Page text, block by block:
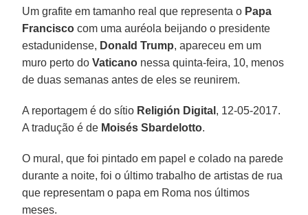
Um grafite em tamanho real que representa o Papa
Francisco com uma auréola beijando o presidente
estadunidense, Donald Trump, apareceu em um
muro perto doVaticano nessa quinta-feira, 10, menos
de duas semanas antes de eles se reunirem.
A reportagem é do sítio Religión Digital , 12-05-2017.
A tradução é de Moisés Sbardelotto.
O mural, que foi pintado em papel e colado na parede
durante a noite, foi o último trabalho de artistas de rua
que representam o papa em Roma nos últimos
meses.